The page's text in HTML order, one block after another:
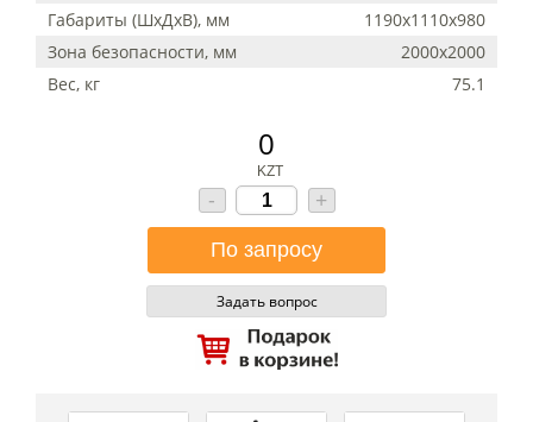
Габариты (ШхДхВ), мм
1190х1110х980
Зона безопасности, мм
2000х2000
Вес, кг
75.1
0
KZT
- +
Задать вопрос